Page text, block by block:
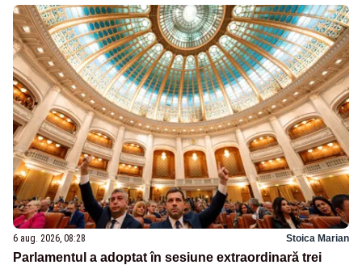
6 aug. 2026, 08:28 Stoica Marian
Parlamentul a adoptat în sesiune extraordinară trei